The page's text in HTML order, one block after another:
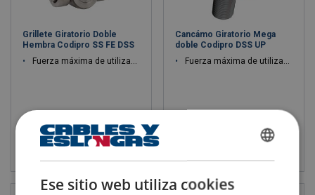
Grillete Giratorio Doble
Hembra Codipro SS FE DSS
Fuerza máxima de utilización WLL: 2.70 - 5.00 ton
Ver el producto
Cancámo Giratorio Mega
doble Codipro DSS UP
Fuerza máxima de utilización WLL: 30 - 60 ton
Ver el producto
ENGLISH TRANSLATION
Ese sitio web utiliza cookies